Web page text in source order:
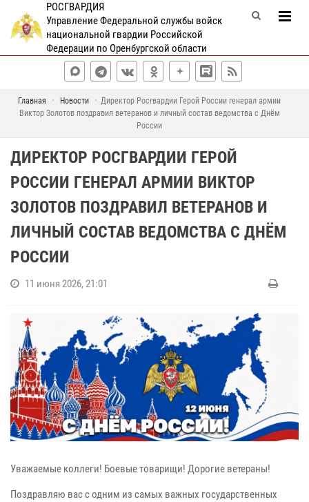
РОСГВАРДИЯ
Управление Федеральной службы войск
национальной гвардии Российской
Федерации по Оренбургской области
Главная Новости
Директор Росгвардии Герой России генерал армии
Виктор Золотов поздравил ветеранов и личный состав ведомства с Днём
России
ДИРЕКТОР РОСГВАРДИИ ГЕРОЙ
РОССИИ ГЕНЕРАЛ АРМИИ ВИКТОР
ЗОЛОТОВ ПОЗДРАВИЛ ВЕТЕРАНОВ И
ЛИЧНЫЙ СОСТАВ ВЕДОМСТВА С ДНЁМ
РОССИИ
11 июня 2026, 21:01
Уважаемые коллеги! Боевые товарищи! Дорогие ветераны!
Поздравляю вас с одним из самых важных государственных